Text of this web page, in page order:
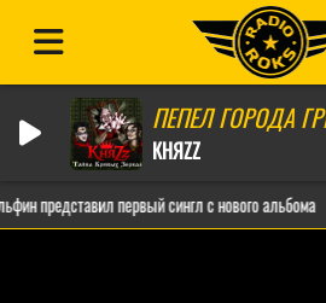
ПЕПЕЛ ГОРОДА
КНЯZZ
представил первый сингл с нового альбома